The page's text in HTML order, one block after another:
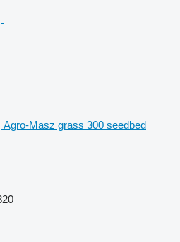
Agro-Masz grass 300 seedbed